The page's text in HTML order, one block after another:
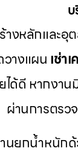
างหลักและอุ
วางแผน เช่า
ได้ดี หากงา
ผ่านการตรว
นยกน้ำหนัก